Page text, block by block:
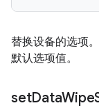
替换设备的选项
默认选项值。
setDataWipe